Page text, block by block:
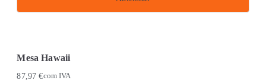
Mesa Hawaii
87,97€com IVA